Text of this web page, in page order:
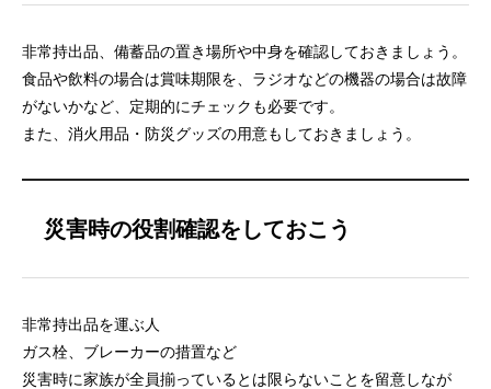
非常持出品、備蓄品の置き場所や中身を確認しておきましょう。
食品や飲料の場合は賞味期限を、ラジオなどの機器の場合は故障
がないかなど、定期的にチェックも必要です。
また、消火用品・防災グッズの用意もしておきましょう。
災害時の役割確認をしておこう
非常持出品を運ぶ人
ガス栓、ブレーカーの措置など
災害時に家族が全員揃っているとは限らないことを留意しなが